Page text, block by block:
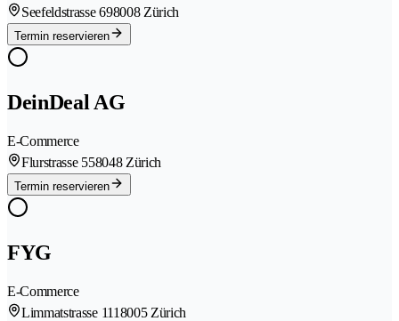
Seefeldstrasse 698008 Zürich
Termin reservieren
DeinDeal AG
E-Commerce
Flurstrasse 558048 Zürich
Termin reservieren
FYG
E-Commerce
Limmatstrasse 1118005 Zürich